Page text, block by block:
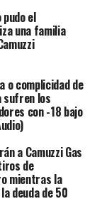
el
una familia
o complicidad de
sufren los
con -18 bajo
a Camuzzi Gas
de
mientras la
deuda de 50